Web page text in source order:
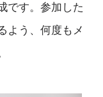
です。参加した
よう、何度もメ